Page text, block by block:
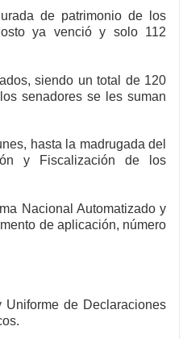
de patrimonio de los
ya venció y solo 112
siendo un total de 120
senadores se les suman
hasta la madrugada del
y Fiscalización de los
Nacional Automatizado y
de aplicación, número
de Declaraciones